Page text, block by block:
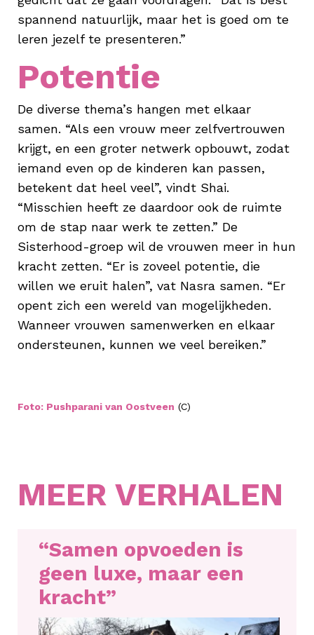
spannend natuurlijk, maar het is goed om te
leren jezelf te presenteren.”
Potentie
De diverse thema’s hangen met elkaar
samen. “Als een vrouw meer zelfvertrouwen
krijgt, en een groter netwerk opbouwt, zodat
iemand even op de kinderen kan passen,
betekent dat heel veel”, vindt Shai.
“Misschien heeft ze daardoor ook de ruimte
om de stap naar werk te zetten.” De
Sisterhood-groep wil de vrouwen meer in hun
kracht zetten. “Er is zoveel potentie, die
willen we eruit halen”, vat Nasra samen. “Er
opent zich een wereld van mogelijkheden.
Wanneer vrouwen samenwerken en elkaar
ondersteunen, kunnen we veel bereiken.”
Foto: Pushparani van Oostveen (C)
MEER VERHALEN
“Samen opvoeden is
geen luxe, maar een
kracht”